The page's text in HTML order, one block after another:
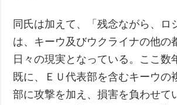
同氏は加えて、「残念ながら、ロ
は、キーウ及びウクライナの他の
日々の現実となっている。ここ数
既に、ＥＵ代表部を含むキーウの
部に攻撃を加え、損害を負わせて